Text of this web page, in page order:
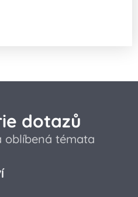
dotazů
oblíbená témata